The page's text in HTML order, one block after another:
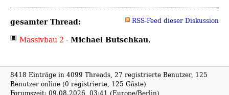
gesamter Thread: RSS-Feed dieser Diskussion
Massivbau 2 - Michael Butschkau,
8418 Einträge in 4099 Threads, 27 registrierte Benutzer, 125
Benutzer online (0 registrierte, 125 Gäste)
Forumszeit: 09.08.2026, 03:41 (Europe/Berlin)